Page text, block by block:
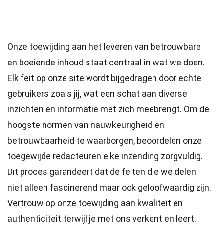
Onze toewijding aan het leveren van betrouwbare
en boeiende inhoud staat centraal in wat we doen.
Elk feit op onze site wordt bijgedragen door echte
gebruikers zoals jij, wat een schat aan diverse
inzichten en informatie met zich meebrengt. Om de
hoogste normen van nauwkeurigheid en
betrouwbaarheid te waarborgen, beoordelen onze
toegewijde redacteuren elke inzending zorgvuldig.
Dit proces garandeert dat de feiten die we delen
niet alleen fascinerend maar ook geloofwaardig zijn.
Vertrouw op onze toewijding aan kwaliteit en
authenticiteit terwijl je met ons verkent en leert.